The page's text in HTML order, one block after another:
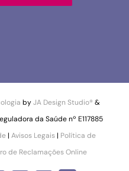
byJA Design Studio®&
da Saúde nº E117885
| Avisos Legais| Política de
de Reclamações Online